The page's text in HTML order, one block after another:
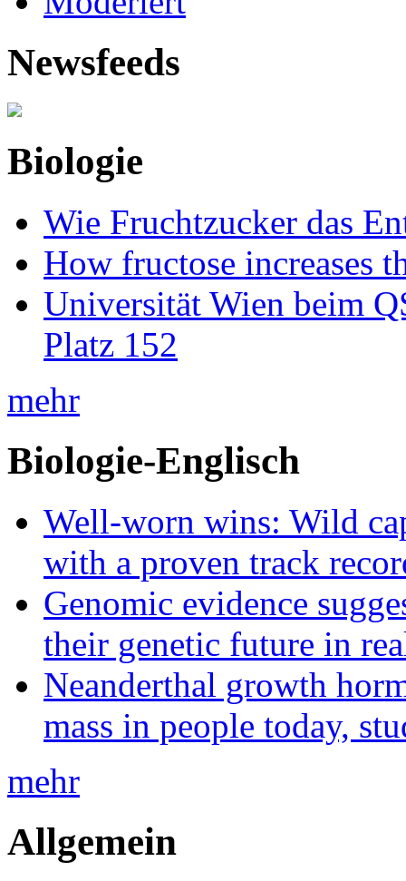
Newsfeeds
Biologie
Wie Fruchtzucker das
How fructose increases
Universität Wien beim
Platz 152
mehr
Biologie-Englisch
Well-worn wins: Wild
with a proven track
Genomic evidence
their genetic future in
Neanderthal growth
mass in people today,
mehr
Allgemein